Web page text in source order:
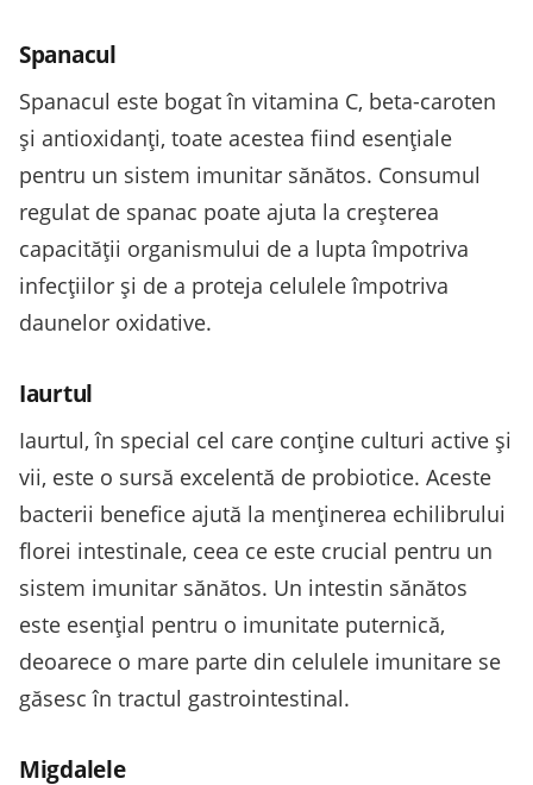
Spanacul
Spanacul este bogat în vitamina C, beta-caroten
și antioxidanți, toate acestea fiind esențiale
pentru un sistem imunitar sănătos. Consumul
regulat de spanac poate ajuta la creșterea
capacității organismului de a lupta împotriva
infecțiilor și de a proteja celulele împotriva
daunelor oxidative.
Iaurtul
Iaurtul, în special cel care conține culturi active și
vii, este o sursă excelentă de probiotice. Aceste
bacterii benefice ajută la menținerea echilibrului
florei intestinale, ceea ce este crucial pentru un
sistem imunitar sănătos. Un intestin sănătos
este esențial pentru o imunitate puternică,
deoarece o mare parte din celulele imunitare se
găsesc în tractul gastrointestinal.
Migdalele